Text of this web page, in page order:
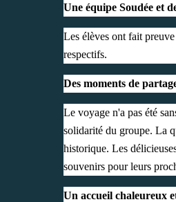
Une équipe Soudée et
Les élèves ont fait
respectifs.
Des moments de
Le voyage n'a pas été
solidarité du groupe. La
historique. Les
souvenirs pour leurs
Un accueil chaleureux